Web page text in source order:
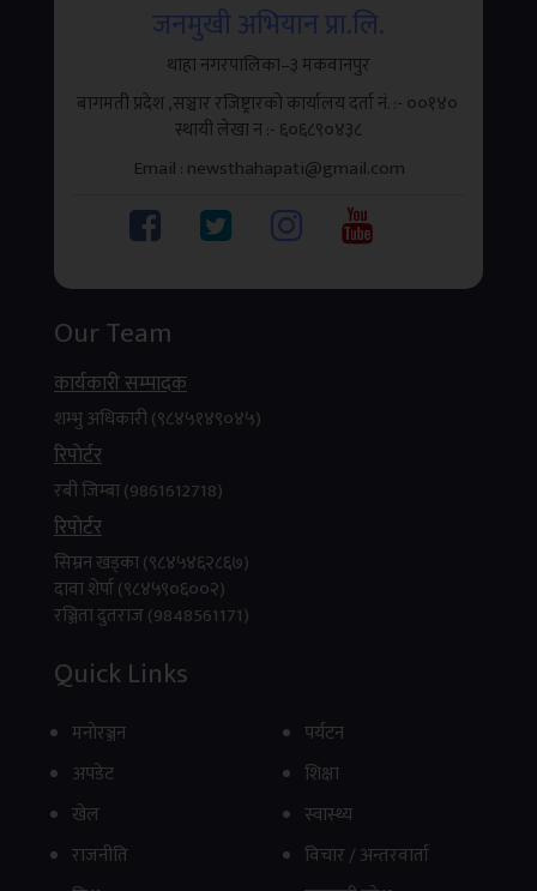
मकवानपुरको भीमफेदी गाउँपालिका–२ तिलटारस्थित त्रिभुवन
राजमार्गमा तरकारी बोकेको ट्रक दुर्घटना हुँदा एक जनाको...
ऋषेश्वर–दुप्चेश्वरबीच धार्मिक पर्यटन प्रवर्द्धनका
लागि सिकाइ आदान–प्रदान
प्रशिद्ध ऋषेश्वर/छ्युमिग झ्याङछुप क्षेत्र विकास समिति, थाहा
नगरपालिका र नुवाकोट स्थित दुप्चेश्वर क्षेत्र विकास...
फिरिरी सुपर एप सार्वजनिक, मोबिलिटीदेखि
व्यापार, रियल स्टेट, रोजगारी, OTT र शिक्षासम्म
सबै सेवा एउटै प्लेटफर्ममा
काठमाडौँ । नेपालमै विकसित मल्टि–सर्भिस सुपर एप ‘फिरिरी’
जनमुखी अभियान प्रा.लि.
थाहा नगरपालिका–३ मकवानपुर
बागमती प्रदेश ,सञ्चार रजिष्ट्रारको कार्यालय दर्ता नं. :- ००१४०
स्थायी लेखा न‌‍ :- ६०६८९०४३८
Email : newsthahapati@gmail.com
Our Team
कार्यकारी सम्पादक
शम्भु अधिकारी (९८४५१४९०४५)
रिपाेर्टर
रबी जिम्बा (9861612718)
रिपाेर्टर
सिम्रन खड्का (९८४५४६२८६७)
दावा शेर्पा (९८४५९०६००२)
रञ्जिता दुतराज (9848561171)
Quick Links
मनाेरञ्जन
अपडेट
खेल
राजनीति
पर्यटन
शिक्षा
स्वास्थ्य
विचार / अन्तरवार्ता